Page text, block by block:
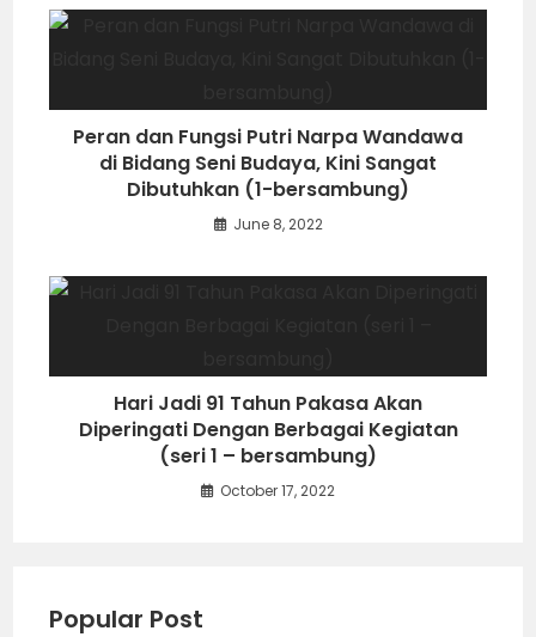
Peran dan Fungsi Putri Narpa Wandawa
di Bidang Seni Budaya, Kini Sangat
Dibutuhkan (1-bersambung)
June 8, 2022
Hari Jadi 91 Tahun Pakasa Akan
Diperingati Dengan Berbagai Kegiatan
(seri 1 – bersambung)
October 17, 2022
Popular Post